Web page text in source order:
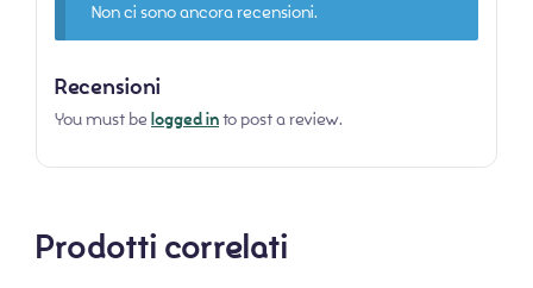
Non ci sono ancora recensioni.
Recensioni
You must be logged into post a review.
Prodotti correlati